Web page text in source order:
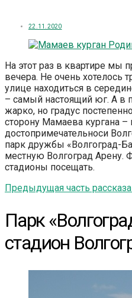
22.11.2020
На этот раз в квартире мы
вечера. Не очень хотелось
улице находиться в
– самый настоящий юг. А в
жарко, но градус
сторону Мамаева кургана –
достопримечательноси
парк дружбы «Волгоград-
местную Волгоград Арену.
стадионы посещать.
Предыдущая часть
Парк
стадион